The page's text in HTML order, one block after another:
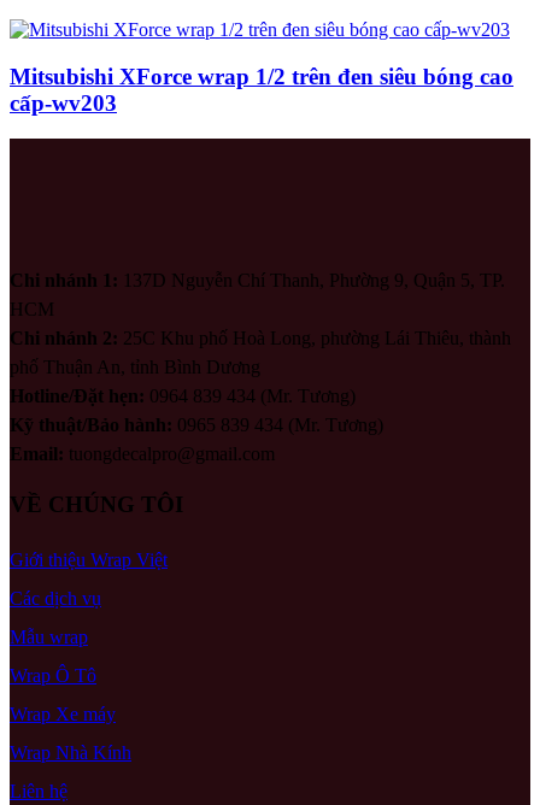
Mitsubishi XForce wrap 1/2 trên đen siêu bóng cao
cấp-wv203
Chi nhánh 1: 137D Nguyễn Chí Thanh, Phường 9, Quận 5, TP.
HCM
Chi nhánh 2: 25C Khu phố Hoà Long, phường Lái Thiêu, thành
phố Thuận An, tỉnh Bình Dương
Hotline/Đặt hẹn: 0964 839 434 (Mr. Tương)
Kỹ thuật/Bảo hành: 0965 839 434 (Mr. Tương)
Email: tuongdecalpro@gmail.com
VỀ CHÚNG TÔI
Giới thiệu Wrap Việt
Các dịch vụ
Mẫu wrap
Wrap Ô Tô
Wrap Xe máy
Wrap Nhà Kính
Liên hệ